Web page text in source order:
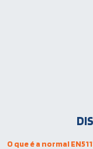
O que é a normal